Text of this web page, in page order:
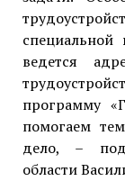
ведется
программу
помогаем
дело, –
области